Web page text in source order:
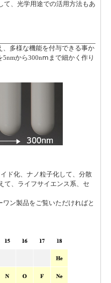
、光学用途での活用方法もあ
多様な機能を付与できる事か
5nmから300nⅿまで細かく作り
ド化、ナノ粒子化して、分散
て、ライフサイエンス系、セ
ン製品をご覧いただければと